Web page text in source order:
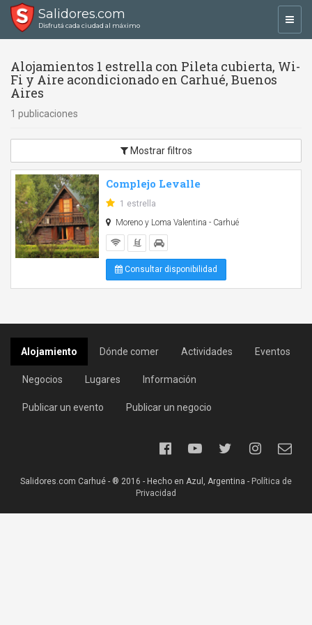
Salidores.com
Disfrutá cada ciudad al máximo
Alojamientos 1 estrella con Pileta cubierta, Wi-
Fi y Aire acondicionado en Carhué, Buenos
Aires
1 publicaciones
Mostrar filtros
Complejo Levalle
1 estrella
Moreno y Loma Valentina - Carhué
Consultar disponibilidad
Alojamiento Dónde comer Actividades Eventos
Negocios Lugares Información
Publicar un evento Publicar un negocio
Salidores.com Carhué - ® 2016 - Hecho en Azul, Argentina - Política de
Privacidad